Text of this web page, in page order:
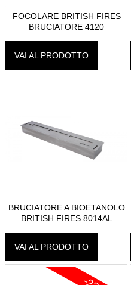
FOCOLARE BRITISH FIRES
BRUCIATORE 4120
VAI AL PRODOTTO
BRUCIATORE A BIOETANOLO
BRITISH FIRES 8014AL
VAI AL PRODOTTO